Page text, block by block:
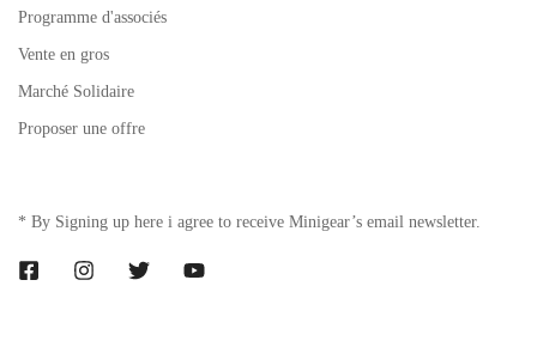
Programme d'associés
Vente en gros
Marché Solidaire
Proposer une offre
* By Signing up here i agree to receive Minigear’s email newsletter.